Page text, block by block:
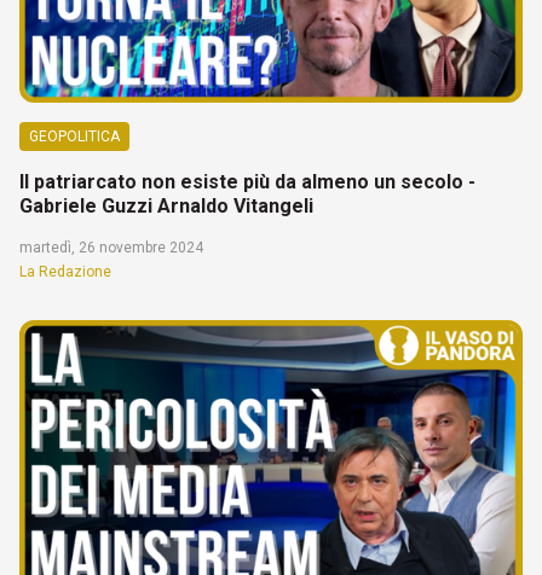
GEOPOLITICA
Il patriarcato non esiste più da almeno un secolo -
Gabriele Guzzi Arnaldo Vitangeli
martedì, 26 novembre 2024
La Redazione